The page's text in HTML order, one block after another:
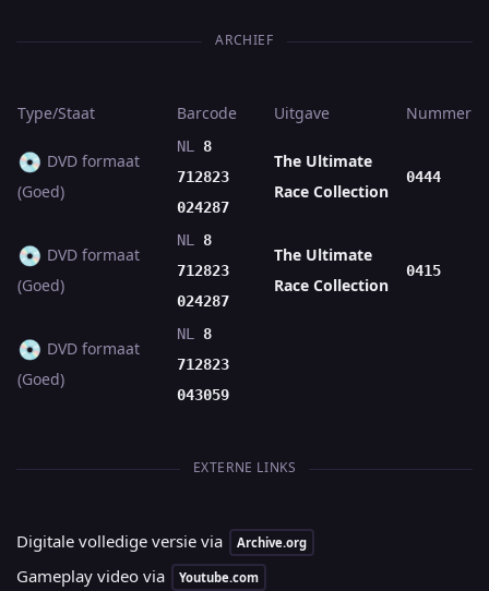
ARCHIEF
Type/Staat Barcode Uitgave Nummer
💿 DVD formaat
(Goed)
NL 8
712823
024287
The Ultimate
Race Collection
0444
💿 DVD formaat
(Goed)
NL 8
712823
024287
The Ultimate
Race Collection
0415
💿 DVD formaat
(Goed)
NL 8
712823
043059
EXTERNE LINKS
Digitale volledige versie via Archive.org
Gameplay video via Youtube.com